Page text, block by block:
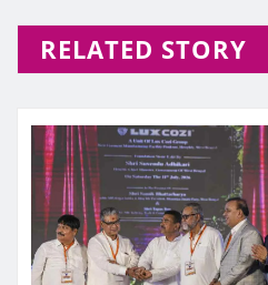
RELATED STORY